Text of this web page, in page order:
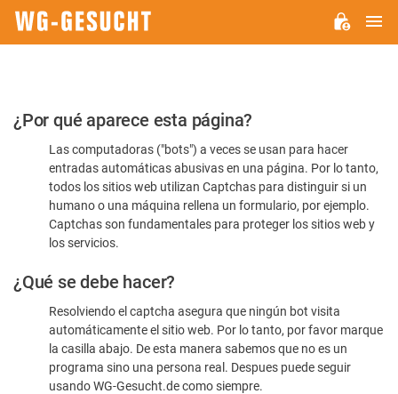
Por
favor,
confirme
humano
¿Por qué aparece esta página?
Las computadoras ("bots") a veces se usan para hacer
entradas automáticas abusivas en una página. Por lo tanto,
todos los sitios web utilizan Captchas para distinguir si un
humano o una máquina rellena un formulario, por ejemplo.
Captchas son fundamentales para proteger los sitios web y
los servicios.
¿Qué se debe hacer?
Resolviendo el captcha asegura que ningún bot visita
automáticamente el sitio web. Por lo tanto, por favor marque
la casilla abajo. De esta manera sabemos que no es un
programa sino una persona real. Despues puede seguir
usando WG-Gesucht.de como siempre.